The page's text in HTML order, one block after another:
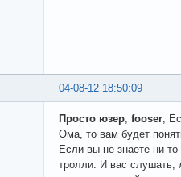
04-08-12 18:50:09
Просто юзер, fooser,
Ома, то вам будет
Если вы не знаете ни
тролли. И вас слушать,